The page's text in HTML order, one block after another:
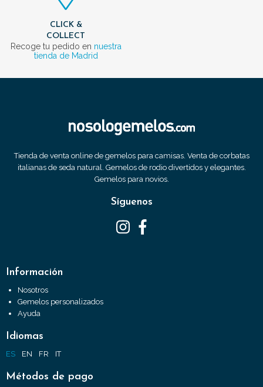
CLICK &
COLLECT
Recoge tu pedido en nuestra
tienda de Madrid
Tienda de venta online de gemelos para camisas. Venta de corbatas
italianas de seda natural. Gemelos de rodio divertidos y elegantes.
Gemelos para novios.
Síguenos
Información
Nosotros
Gemelos personalizados
Ayuda
Idiomas
ES EN FR IT
Métodos de pago